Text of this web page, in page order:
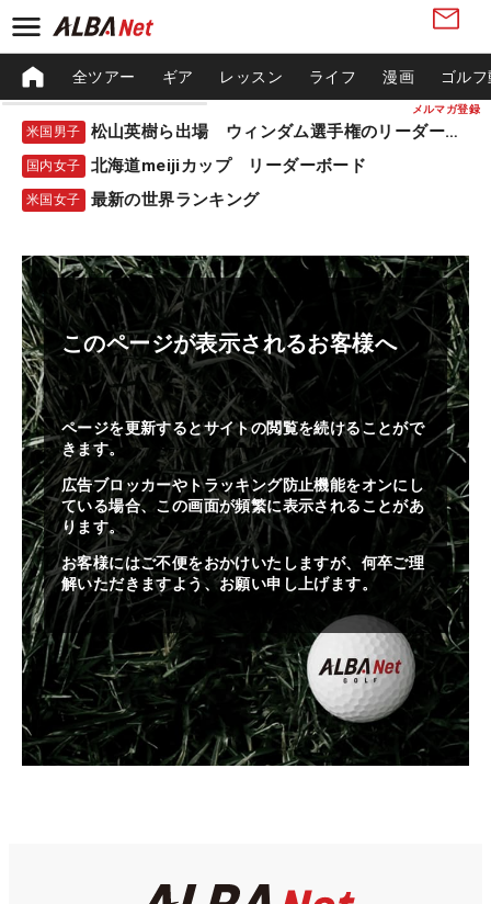
メルマガ登録
全ツアー ギア レッスン ライフ 漫画 ゴル
米国男子 松山英樹ら出場 ウィンダム選手権のリーダーボード
国内女子 北海道meijiカップ リーダーボード
米国女子 最新の世界ランキング
このページが表示されるお客様へ
ページを更新するとサイトの閲覧を続けることがで
きます。
広告ブロッカーやトラッキング防止機能をオンにし
ている場合、この画面が頻繁に表示されることがあ
ります。
お客様にはご不便をおかけいたしますが、何卒ご理
解いただきますよう、お願い申し上げます。